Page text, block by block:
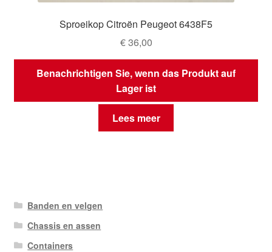
Sproeikop Citroën Peugeot 6438F5
€36,00
Benachrichtigen Sie, wenn das Produkt auf
Lager ist
Lees meer
Banden en velgen
Chassis en assen
Containers